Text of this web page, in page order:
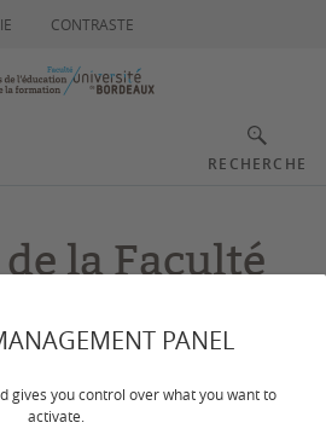
PANEL
gives you control over what you want to
activate.
CONTRASTE
RECHERCHE
la Faculté
2025